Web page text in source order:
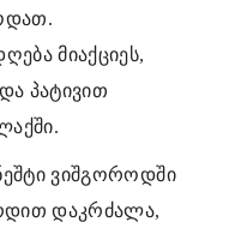
მიაქციეს,
პატივით
ვიშგოროდში
დაკრძალა,